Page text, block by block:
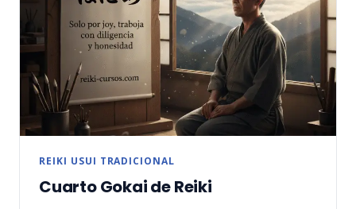
REIKI USUI TRADICIONAL
Cuarto Gokai de Reiki